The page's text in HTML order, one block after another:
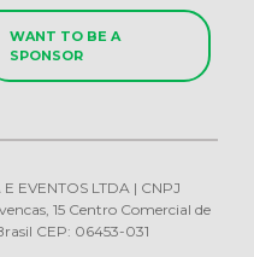
WANT TO BE A
SPONSOR
EVENTOS LTDA | CNPJ
15 Centro Comercial de
CEP: 06453-031